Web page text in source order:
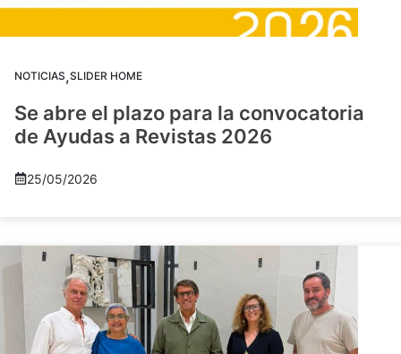
NOTICIAS,SLIDER HOME
Se abre el plazo para la convocatoria
de Ayudas a Revistas 2026
25/05/2026